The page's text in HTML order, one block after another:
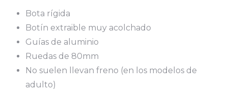
Bota rígida
Botín extraible muy acolchado
Guías de aluminio
Ruedas de 80mm
No suelen llevan freno (en los modelos de
adulto)